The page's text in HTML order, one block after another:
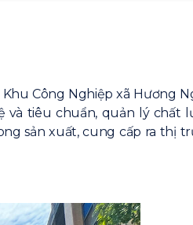
Công Nghiệp xã Hương
và tiêu chuẩn, quản lý chất
sản xuất, cung cấp ra thị